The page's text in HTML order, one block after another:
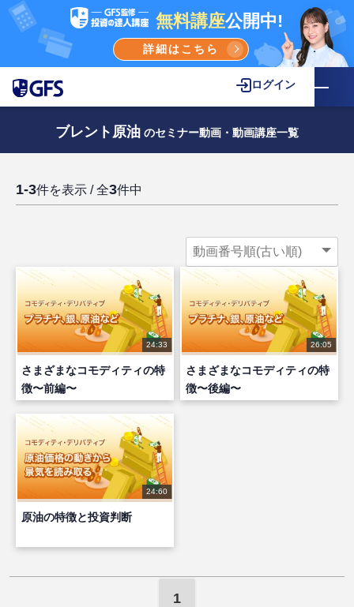
無料講座公開中!
詳細はこちら
ログイン
ブレント原油 のセミナー動画・動画講座一覧
1-3件を表示 / 全3件中
24:33
さまざまなコモディティの特
徴〜前編〜
26:05
さまざまなコモディティの特
徴〜後編〜
24:60
原油の特徴と投資判断
1